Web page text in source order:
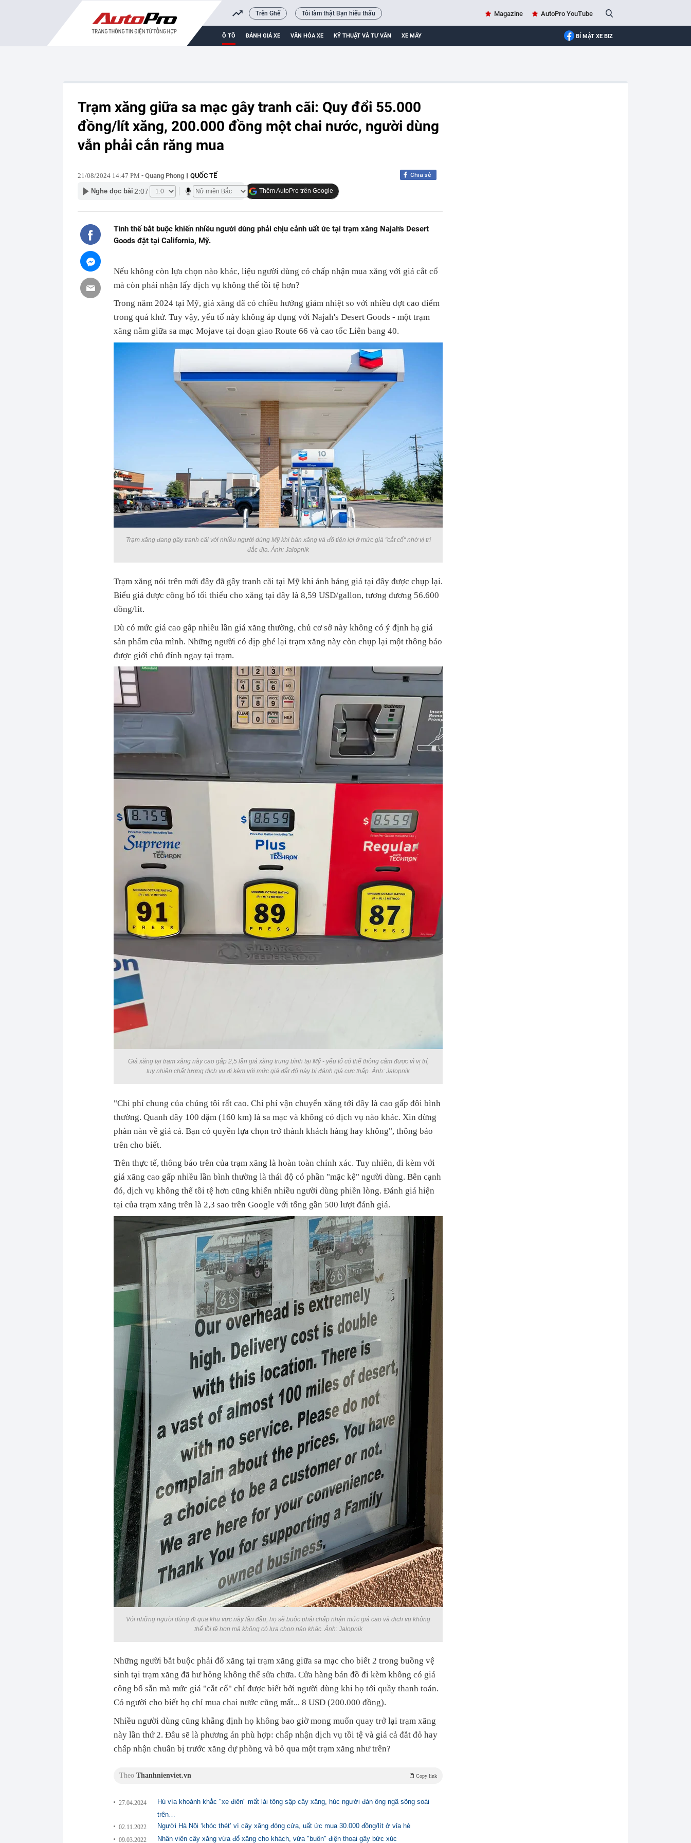
Trên Ghế Tôi làm thật Bạn hiểu thấu Magazine AutoPro YouTube
Ô TÔ ĐÁNH GIÁ XE VĂN HÓA XE KỸ THUẬT VÀ TƯ VẤN XE MÁY BÍ MẬT XE BIZ
Trạm xăng giữa sa mạc gây tranh cãi: Quy đổi 55.000
đồng/lít xăng, 200.000 đồng một chai nước, người dùng
vẫn phải cắn răng mua
21/08/2024 14:47 PM - Quang Phong QUỐC TẾ Chia sẻ
Thêm AutoPro trên Google
Nghe đọc bài 2:07
Tình thế bắt buộc khiến nhiều người dùng phải chịu cảnh uất ức tại trạm xăng Najah's Desert
Goods đặt tại California, Mỹ.
Nếu không còn lựa chọn nào khác, liệu người dùng có chấp nhận mua xăng với giá cắt cổ
mà còn phải nhận lấy dịch vụ không thể tồi tệ hơn?
Trong năm 2024 tại Mỹ, giá xăng đã có chiều hướng giảm nhiệt so với nhiều đợt cao điểm
trong quá khứ. Tuy vậy, yếu tố này không áp dụng với Najah's Desert Goods - một trạm
xăng nằm giữa sa mạc Mojave tại đoạn giao Route 66 và cao tốc Liên bang 40.
Trạm xăng đang gây tranh cãi với nhiều người dùng Mỹ khi bán xăng và đồ tiện lợi ở mức giá "cắt cổ" nhờ vị trí
đắc địa. Ảnh: Jalopnik
Trạm xăng nói trên mới đây đã gây tranh cãi tại Mỹ khi ảnh bảng giá tại đây được chụp lại.
Biểu giá được công bố tối thiểu cho xăng tại đây là 8,59 USD/gallon, tương đương 56.600
đồng/lít.
Dù có mức giá cao gấp nhiều lần giá xăng thường, chủ cơ sở này không có ý định hạ giá
sản phẩm của mình. Những người có dịp ghé lại trạm xăng này còn chụp lại một thông báo
được giới chủ đính ngay tại trạm.
Giá xăng tại trạm xăng này cao gấp 2,5 lần giá xăng trung bình tại Mỹ - yếu tố có thể thông cảm được vì vị trí,
tuy nhiên chất lượng dịch vụ đi kèm với mức giá đắt đỏ này bị đánh giá cực thấp. Ảnh: Jalopnik
"Chi phí chung của chúng tôi rất cao. Chi phí vận chuyển xăng tới đây là cao gấp đôi bình
thường. Quanh đây 100 dặm (160 km) là sa mạc và không có dịch vụ nào khác. Xin đừng
phàn nàn về giá cả. Bạn có quyền lựa chọn trở thành khách hàng hay không", thông báo
trên cho biết.
Trên thực tế, thông báo trên của trạm xăng là hoàn toàn chính xác. Tuy nhiên, đi kèm với
giá xăng cao gấp nhiều lần bình thường là thái độ có phần "mặc kệ" người dùng. Bên cạnh
đó, dịch vụ không thể tồi tệ hơn cũng khiến nhiều người dùng phiền lòng. Đánh giá hiện
tại của trạm xăng trên là 2,3 sao trên Google với tổng gần 500 lượt đánh giá.
Với những người dùng đi qua khu vực này lần đầu, họ sẽ buộc phải chấp nhận mức giá cao và dịch vụ không
thể tồi tệ hơn mà không có lựa chọn nào khác. Ảnh: Jalopnik
Những người bắt buộc phải đổ xăng tại trạm xăng giữa sa mạc cho biết 2 trong buồng vệ
sinh tại trạm xăng đã hư hỏng không thể sửa chữa. Cửa hàng bán đồ đi kèm không có giá
công bố sẵn mà mức giá "cắt cổ" chỉ được biết bởi người dùng khi họ tới quầy thanh toán.
Có người cho biết họ chỉ mua chai nước cũng mất... 8 USD (200.000 đồng).
Nhiều người dùng cũng khẳng định họ không bao giờ mong muốn quay trở lại trạm xăng
này lần thứ 2. Đâu sẽ là phương án phù hợp: chấp nhận dịch vụ tồi tệ và giá cả đắt đỏ hay
chấp nhận chuẩn bị trước xăng dự phòng và bỏ qua một trạm xăng như trên?
Theo Thanhnienviet.vn Copy link
27.04.2024
Hú vía khoảnh khắc "xe điên" mất lái tông sập cây xăng, húc người đàn ông ngã sõng soài
trên…
02.11.2022 Người Hà Nội ‘khóc thét’ vì cây xăng đóng cửa, uất ức mua 30.000 đồng/lít ở vỉa hè
09.03.2022 Nhân viên cây xăng vừa đổ xăng cho khách, vừa "buôn" điện thoại gây bức xúc